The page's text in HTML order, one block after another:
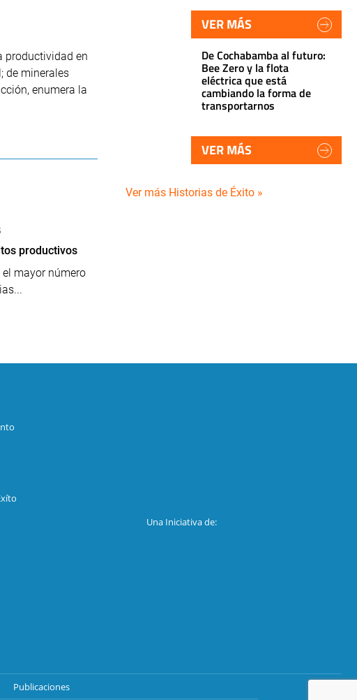
productividad en
de minerales
enumera la
productivos
mayor número
VER MÁS
De Cochabamba al futuro:
Bee Zero y la flota
eléctrica que está
cambiando la forma de
transportarnos
VER MÁS
Ver más Historias de Éxito »
Una Iniciativa de:
Publicaciones